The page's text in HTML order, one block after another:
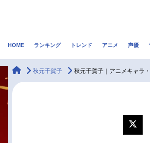
HOME ランキング トレンド アニメ 声優
animateTimes
秋元千賀子 秋元千賀子｜アニメキャラ